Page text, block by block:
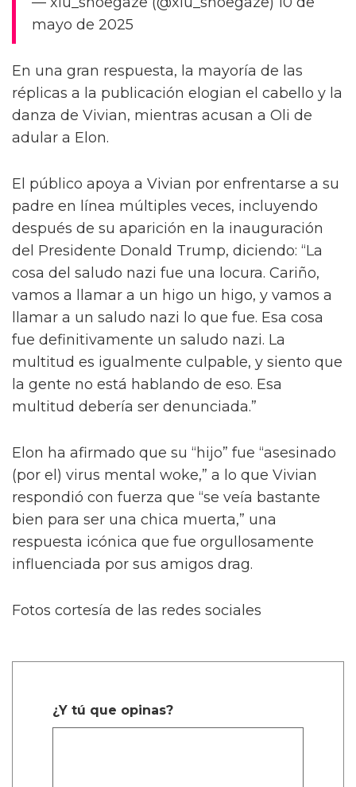
mayo de 2025
En una gran respuesta, la mayoría de las
réplicas a la publicación elogian el cabello y la
danza de Vivian, mientras acusan a Oli de
adular a Elon.
El público apoya a Vivian por enfrentarse a su
padre en línea múltiples veces, incluyendo
después de su aparición en la inauguración
del Presidente Donald Trump, diciendo: “La
cosa del saludo nazi fue una locura. Cariño,
vamos a llamar a un higo un higo, y vamos a
llamar a un saludo nazi lo que fue. Esa cosa
fue definitivamente un saludo nazi. La
multitud es igualmente culpable, y siento que
la gente no está hablando de eso. Esa
multitud debería ser denunciada.”
Elon ha afirmado que su “hijo” fue “asesinado
(por el) virus mental woke,” a lo que Vivian
respondió con fuerza que “se veía bastante
bien para ser una chica muerta,” una
respuesta icónica que fue orgullosamente
influenciada por sus amigos drag.
Fotos cortesía de las redes sociales
¿Y tú que opinas?